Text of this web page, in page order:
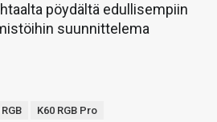
pöydältä edullisempiin
suunnittelema
K60 RGB Pro